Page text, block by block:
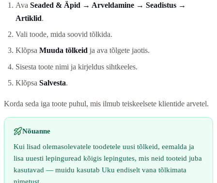
Ava Seaded & Äpid → Arveldamine → Seadistus →
Artiklid.
Vali toode, mida soovid tõlkida.
Klõpsa Muuda tõlkeid ja ava tõlgete jaotis.
Sisesta toote nimi ja kirjeldus sihtkeeles.
Klõpsa Salvesta.
Korda seda iga toote puhul, mis ilmub teiskeelsete klientide arvetel.
Nõuanne
Kui lisad olemasolevatele toodetele uusi tõlkeid, eemalda ja
lisa uuesti lepinguread kõigis lepingutes, mis neid tooteid juba
kasutavad — muidu kasutab Uku endiselt vana tõlkimata
nimetust.